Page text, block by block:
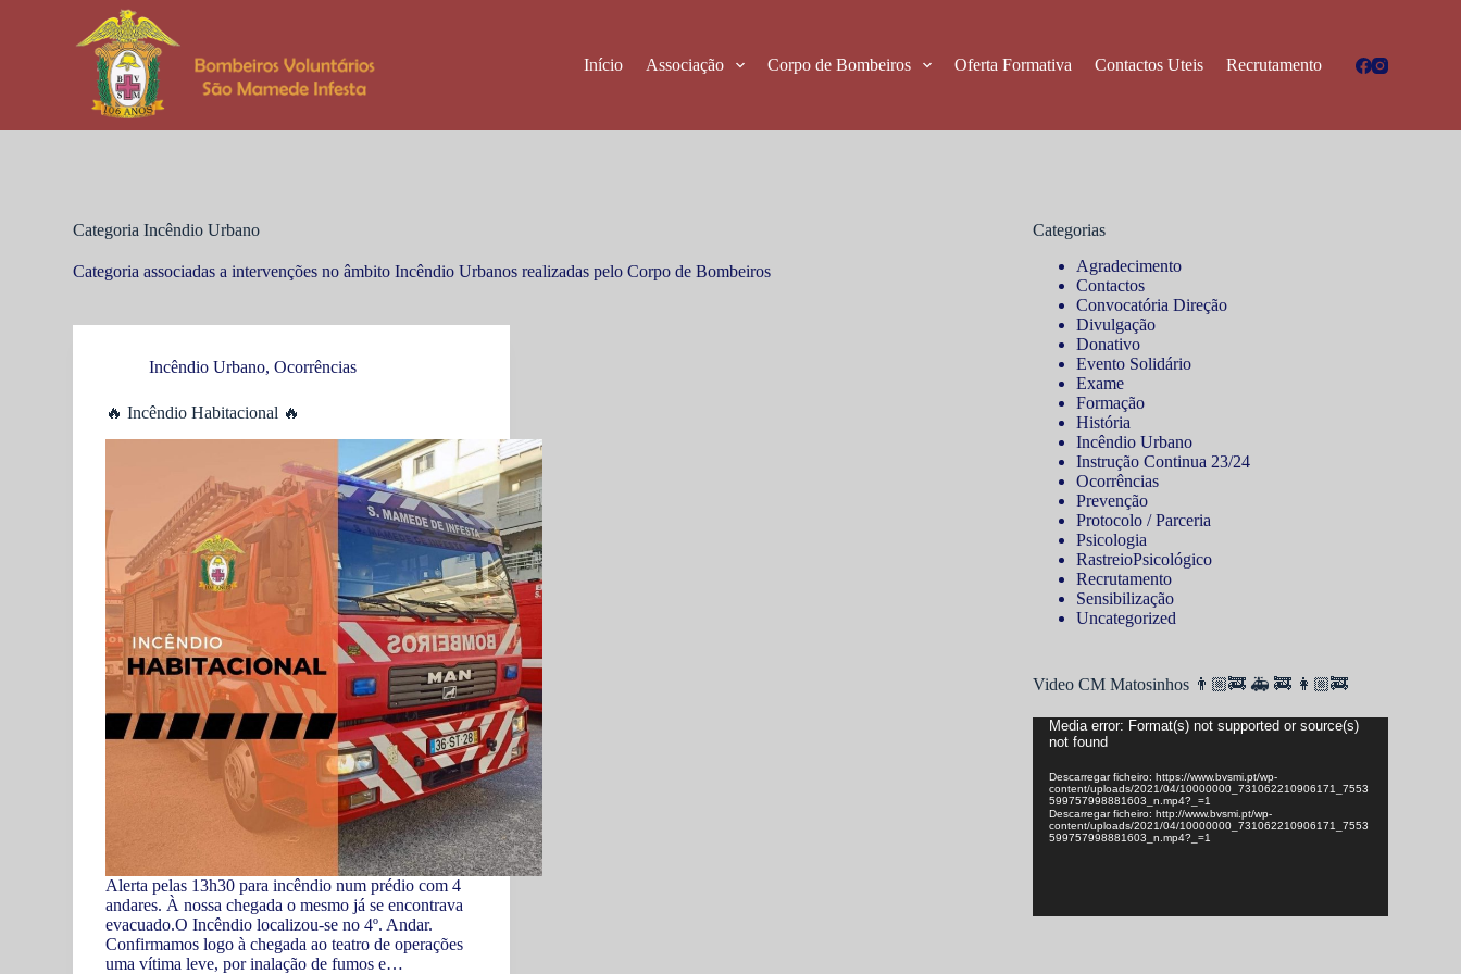
Início Associação Corpo de Bombeiros Oferta Formativa Contactos Uteis Recrutamento
Categoria Incêndio Urbano
Categoria associadas a intervenções no âmbito Incêndio Urbanos realizadas pelo Corpo de Bombeiros
Incêndio Urbano,Ocorrências
🔥 Incêndio Habitacional 🔥
Alerta pelas 13h30 para incêndio num prédio com 4
andares. À nossa chegada o mesmo já se encontrava
evacuado.O Incêndio localizou-se no 4º. Andar.
Confirmamos logo à chegada ao teatro de operações
uma vítima leve, por inalação de fumos e…
Categorias
Agradecimento
Contactos
Convocatória Direção
Divulgação
Donativo
Evento Solidário
Exame
Formação
História
Incêndio Urbano
Instrução Continua 23/24
Ocorrências
Prevenção
Protocolo / Parceria
Psicologia
RastreioPsicológico
Recrutamento
Sensibilização
Uncategorized
Video CM Matosinhos 👨🏼‍🚒 🚑 🚒 👩🏼‍🚒
Reprodutor
Media error: Format(s) not supported or source(s)
not found
Descarregar ficheiro: https://www.bvsmi.pt/wp-
content/uploads/2021/04/10000000_731062210906171_7553
599757998881603_n.mp4?_=1
Descarregar ficheiro: http://www.bvsmi.pt/wp-
content/uploads/2021/04/10000000_731062210906171_7553
599757998881603_n.mp4?_=1